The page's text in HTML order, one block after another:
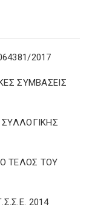
2017
ΣΥΜΒΑΣΕΙΣ
ΤΕΛΟΣ ΤΟΥ
2014